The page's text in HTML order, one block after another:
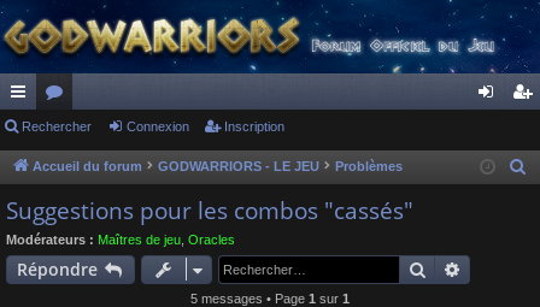
ac
co
ur
ci
or
u
s
ne cri
Rechercher Connexion Inscription
Accueil du forum GODWARRIORS - LE JEU Problèmes
Suggestions pour les combos "cassés"
Modérateurs : Maîtres de jeu Oracles
Répondre Rechercher
5 messages • Page 1 sur 1